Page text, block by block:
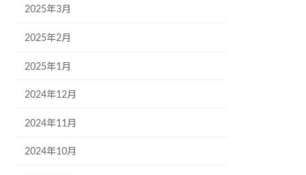
2025年3月
2025年2月
2025年1月
2024年12月
2024年11月
2024年10月